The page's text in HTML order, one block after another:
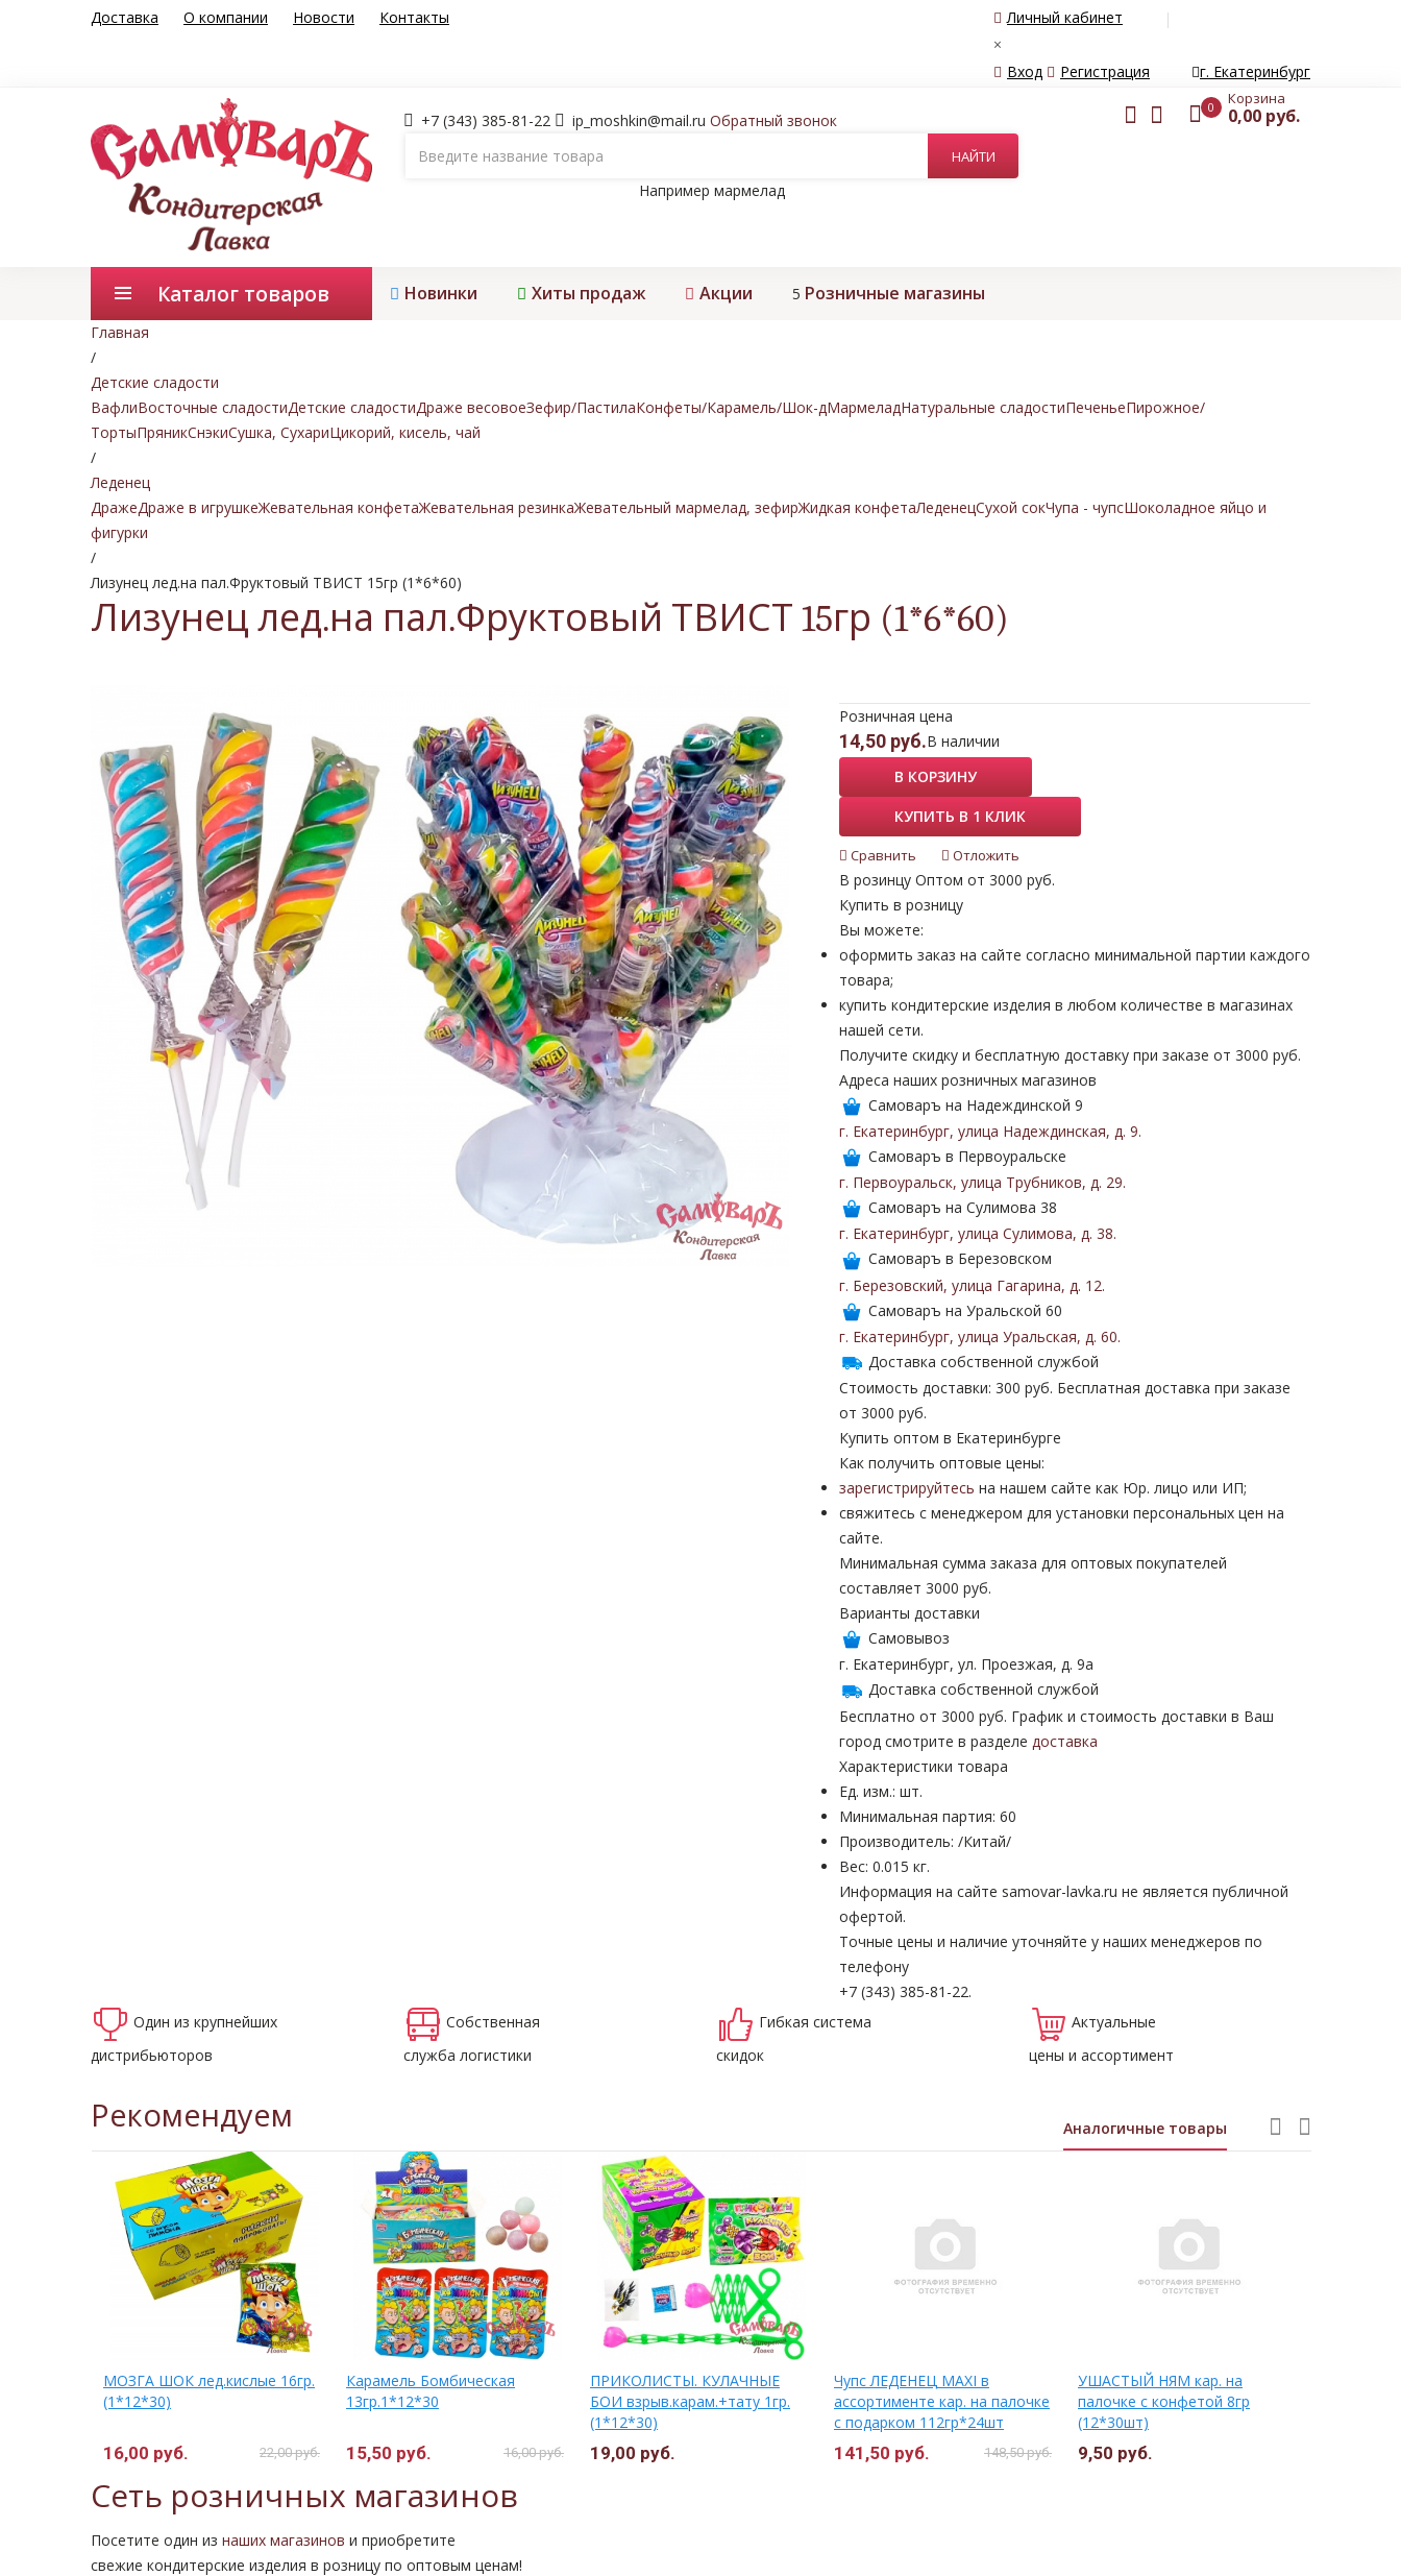
Доставка О компании Новости Контакты
Личный кабинет
×
Вход
Регистрация г. Екатеринбург
+7 (343) 385-81-22 ip_moshkin@mail.ru Обратный звонок
Например мармелад
0 Корзина
0,00 руб.
Каталог товаров Новинки Хиты продаж Акции 5 Розничные магазины
Главная
/
Детские сладости
ВафлиВосточные сладостиДетские сладостиДраже весовоеЗефир/ПастилаКонфеты/Карамель/Шок-дМармеладНатуральные сладостиПеченьеПирожное/
ТортыПряникСнэкиСушка, СухариЦикорий, кисель, чай
/
Леденец
ДражеДраже в игрушкеЖевательная конфетаЖевательная резинкаЖевательный мармелад, зефирЖидкая конфетаЛеденецСухой сокЧупа - чупсШоколадное яйцо и
фигурки
/
Лизунец лед.на пал.Фруктовый ТВИСТ 15гр (1*6*60)
Лизунец лед.на пал.Фруктовый ТВИСТ 15гр (1*6*60)
Розничная цена
14,50 руб.В наличии
В КОРЗИНУ
КУПИТЬ В 1 КЛИК
Сравнить Отложить
В розинцу Оптом от 3000 руб.
Купить в розницу
Вы можете:
оформить заказ на сайте согласно минимальной партии каждого
товара;
купить кондитерские изделия в любом количестве в магазинах
нашей сети.
Получите скидку и бесплатную доставку при заказе от 3000 руб.
Адреса наших розничных магазинов
Самоваръ на Надеждинской 9
г. Екатеринбург, улица Надеждинская, д. 9.
Самоваръ в Первоуральске
г. Первоуральск, улица Трубников, д. 29.
Самоваръ на Сулимова 38
г. Екатеринбург, улица Сулимова, д. 38.
Самоваръ в Березовском
г. Березовский, улица Гагарина, д. 12.
Самоваръ на Уральской 60
г. Екатеринбург, улица Уральская, д. 60.
Доставка собственной службой
Стоимость доставки: 300 руб. Бесплатная доставка при заказе
от 3000 руб.
Купить оптом в Екатеринбурге
Как получить оптовые цены:
зарегистрируйтесь на нашем сайте как Юр. лицо или ИП;
свяжитесь с менеджером для установки персональных цен на
сайте.
Минимальная сумма заказа для оптовых покупателей
составляет 3000 руб.
Варианты доставки
Самовывоз
г. Екатеринбург, ул. Проезжая, д. 9а
Доставка собственной службой
Бесплатно от 3000 руб. График и стоимость доставки в Ваш
город смотрите в разделе доставка
Характеристики товара
Ед. изм.: шт.
Минимальная партия: 60
Производитель: /Китай/
Вес: 0.015 кг.
Информация на сайте samovar-lavka.ru не является публичной
офертой.
Точные цены и наличие уточняйте у наших менеджеров по
телефону
+7 (343) 385-81-22.
Один из крупнейших
дистрибьюторов
Собственная
служба логистики
Гибкая система
скидок
Актуальные
цены и ассортимент
Рекомендуем Аналогичные товары
МОЗГА ШОК лед.кислые 16гр.
(1*12*30)
16,00 руб. 22,00 руб.
Карамель Бомбическая
13гр.1*12*30
15,50 руб. 16,00 руб.
ПРИКОЛИСТЫ. КУЛАЧНЫЕ
БОИ взрыв.карам.+тату 1гр.
(1*12*30)
19,00 руб.
Чупс ЛЕДЕНЕЦ MAXI в
ассортименте кар. на палочке
с подарком 112гр*24шт
141,50 руб. 148,50 руб.
УШАСТЫЙ НЯМ кар. на
палочке с конфетой 8гр
(12*30шт)
9,50 руб.
Сеть розничных магазинов
Посетите один из наших магазинов и приобретите
свежие кондитерские изделия в розницу по оптовым ценам!